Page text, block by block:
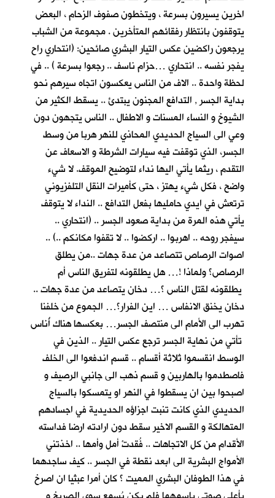
اخرين يسيرون بسرعة ، ويتخطون صفوف الزحام ، البعض
يتوقفون بانتظار رفقائهم المتأخرين . مجموعة من الشباب
يرجعون راكضين عكس التيار البشري صائحين: (انتحاري راح
يفجر نفسه .. انتحاري …حزام ناسف .. رجعوا بسرعة ) .. في
لحظة واحدة .. الاف من الناس يعكسون اتجاه سيرهم نحو
بداية الجسر , التدافع المجنون يبتدئ .. يسقط الكثير من
الشيوخ و النساء المسنات و الاطفال .. الناس يتجهون دون
وعي الى السياج الحديدي المحاذي للنهر هربا من وسط
الجسر، الذي توقفت فيه سيارات الشرطة و الاسعاف عن
التقدم ، ريثما يأتي اليها نداء لتوضيح الموقف. لا شيء
واضح ، فكل شيء يهتز ، حتى كأميرات النقل التلفزيوني
ترتعش في ايدي حامليها بفعل التدافع .. النداء لا يتوقف
يأتي هذه المرة من بداية صعود الجسر .. (انتحاري ..
سيفجر روحه .. اهربوا .. اركضوا .. لا تقفوا مكانكم ..) ..
اصوات الرصاص تتصاعد من عدة جهات ..من يطلق
الرصاص؟ ولماذا !… هل يطلقونه لتفريق الناس أم
يطلقونه لقتل الناس ؟… دخان يتصاعد من عدة جهات ..
دخان يخنق الانفاس … اين الفرار؟… الجموع من خلفنا
تهرب الى الأمام الى منتصف الجسر… بعكسها هناك أُناس
تأتي من نهاية الجسر ترجع عكس التيار .. الذين في
الوسط انقسموا ثلاثة أقسام .. قسم اندفعوا الى الخلف
فاصطدموا بالهاربين و قسم ذهب الى جانبي الرصيف و
اصبحوا بين ان يسقطوا في النهر او يتمسكوا بالسياج
الحديدي الذي كانت تنبت اجزاؤه الحديدية في اجسادهم
المتهالكة و القسم الاخير سقط دون ارادته ارضا فداسته
الأقدام من كل الاتجاهات .. فُقدتْ أمل وأمها .. اخذتني
الأمواج البشرية الى ابعد نقطة في الجسر .. كيف ساجدهما
في هذا الطوفان البشري المميت ؟ كان أمرا عبثيا ان اصرخ